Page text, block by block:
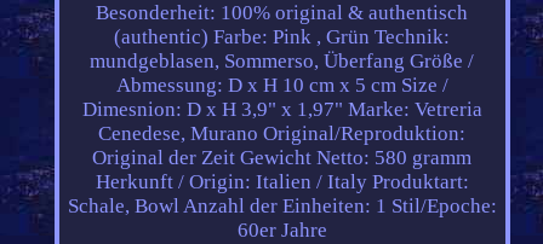
Besonderheit: 100% original & authentisch
(authentic) Farbe: Pink , Grün Technik:
mundgeblasen, Sommerso, Überfang Größe /
Abmessung: D x H 10 cm x 5 cm Size /
Dimesnion: D x H 3,9" x 1,97" Marke: Vetreria
Cenedese, Murano Original/Reproduktion:
Original der Zeit Gewicht Netto: 580 gramm
Herkunft / Origin: Italien / Italy Produktart:
Schale, BowlAnzahl der Einheiten: 1 Stil/Epoche:
60er Jahre